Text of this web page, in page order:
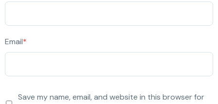
Email*
Save my name, email, and website in this browser for